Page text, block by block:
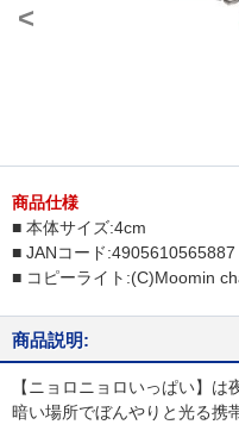
<
商品仕様
■ 本体サイズ:4cm
■ JANコード:4905610565887
■ コピーライト:(C)Moomin
商品説明:
【ニョロニョロいっぱい】は
暗い場所でぼんやりと光る携